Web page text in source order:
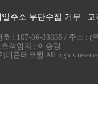
일주소 무단수집 거부 고
: 107-86-38835 / 주소 :
책임자 : 이승영
존테크윌 All rights